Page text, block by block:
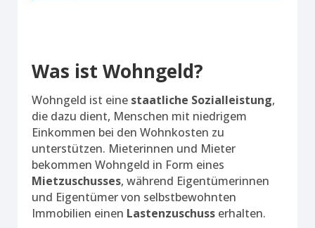
Was ist Wohngeld?
Wohngeld ist eine staatliche Sozialleistung,
die dazu dient, Menschen mit niedrigem
Einkommen bei den Wohnkosten zu
unterstützen. Mieterinnen und Mieter
bekommen Wohngeld in Form eines
Mietzuschusses, während Eigentümerinnen
und Eigentümer von selbstbewohnten
Immobilien einen Lastenzuschuss erhalten.